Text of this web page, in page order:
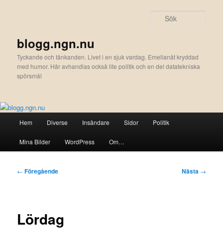
blogg.ngn.nu
Tyckande och tänkanden. Livet i en sjuk vardag. Emellanåt kryddad
med humor. Här avhandlas också lite politik och en del datatekniska
spörsmål
Hem Diverse Insändare Sidor Politik
Mina Bilder WordPress Om…
Inläggsnavigering
← Föregående Nästa →
Lördag